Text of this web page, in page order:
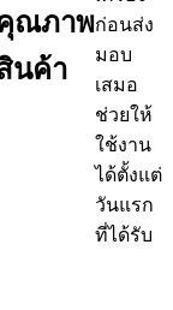
ณภาพ
นค้า
ก่อนส่ง
มอบ
เสมอ
ช่วยให้
ใช้งาน
ได้ตั้งแต่
วันแรก
ที่ได้รับ